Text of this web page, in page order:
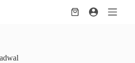
Shopping